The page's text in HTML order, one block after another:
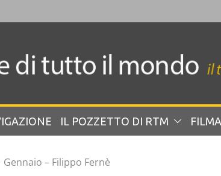
IL POZZETTO DI RTM
Gennaio – Filippo Fernè